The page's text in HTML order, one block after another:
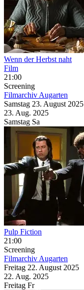
Wenn der Herbst naht
Film
21:00
Screening
Filmarchiv Augarten
Samstag 23. August 2025
23. Aug. 2025
Samstag Sa
Pulp Fiction
21:00
Screening
Filmarchiv Augarten
Freitag 22. August 2025
22. Aug. 2025
Freitag Fr